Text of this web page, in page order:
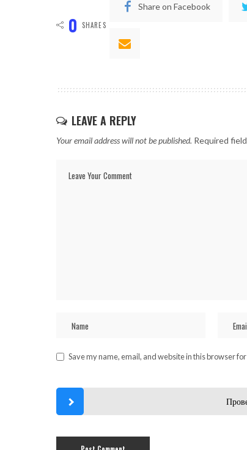
0 SHARES
Share on Facebook
LEAVE A REPLY
Your email address will not be published. Required
Save my name, email, and website in this browser